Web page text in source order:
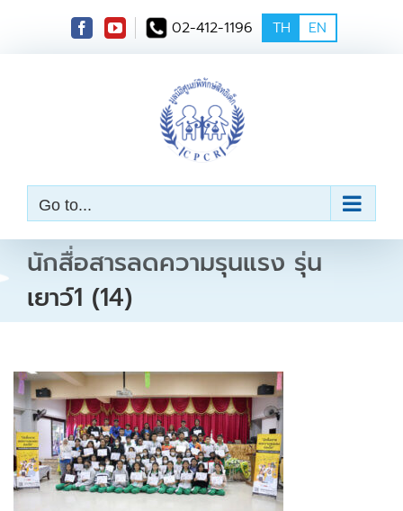
t
02-412-1196 TH EN
Go to...
นักสื่อสารลดความรุนแรง รุ่น
เยาว์1 (14)